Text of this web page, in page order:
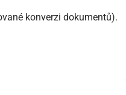
konverzi dokumentů).